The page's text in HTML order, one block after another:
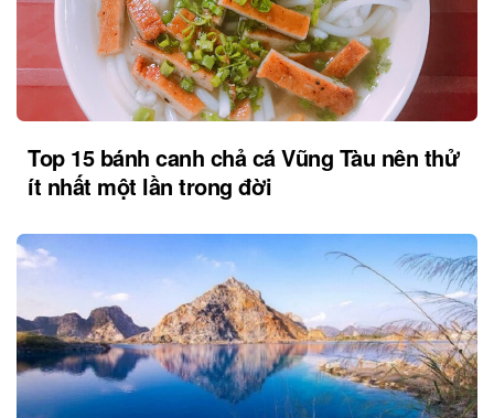
Top 15 bánh canh chả cá Vũng Tàu nên thử
ít nhất một lần trong đời